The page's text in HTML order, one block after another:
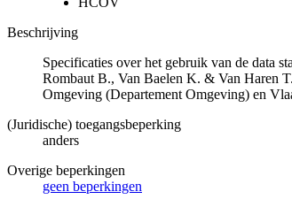
Beschrijving
Specificaties over het gebruik van de data
Rombaut B., Van Baelen K. & Van Haren
Omgeving (Departement Omgeving) en
(Juridische) toegangsbeperking
anders
Overige beperkingen
geen beperkingen